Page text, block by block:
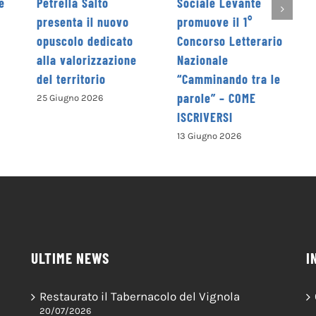
promuove il 1°
Concorso Letterario
Nazionale
“Camminando tra le
parole” – COME
giugno
4 Giugno 2026
ULTIME NEWS
Restaurato il Tabernacolo del Vignola
20/07/2026